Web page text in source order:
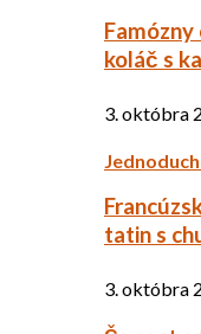
koláč s
3. októbra
tatin s
3. októbra